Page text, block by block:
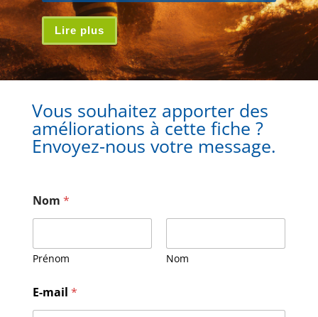
Lire plus
Vous souhaitez apporter des
améliorations à cette fiche ?
Envoyez-nous votre message.
Nom *
Prénom Nom
e
s
E-mail *